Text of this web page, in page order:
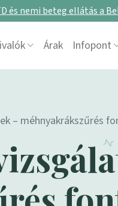
és nemi beteg ellátás a
Árak Infopont
– méhnyakrákszűrés